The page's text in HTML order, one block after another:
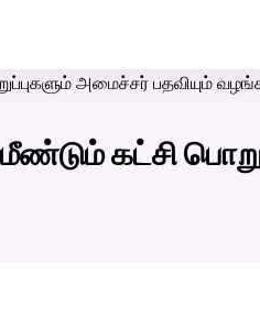
அமைச்சர் பதவியும்
கட்சி